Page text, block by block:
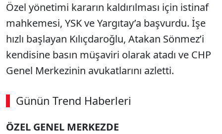
Özel yönetimi kararın kaldırılması için istinaf
mahkemesi, YSK ve Yargıtay’a başvurdu. İşe
hızlı başlayan Kılıçdaroğlu, Atakan Sönmez’i
kendisine basın müşaviri olarak atadı ve CHP
Genel Merkezinin avukatlarını azletti.
Günün Trend Haberleri
ÖZEL GENEL MERKEZDE